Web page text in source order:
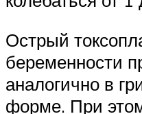
Острый
беременности
аналогично в
форме. При